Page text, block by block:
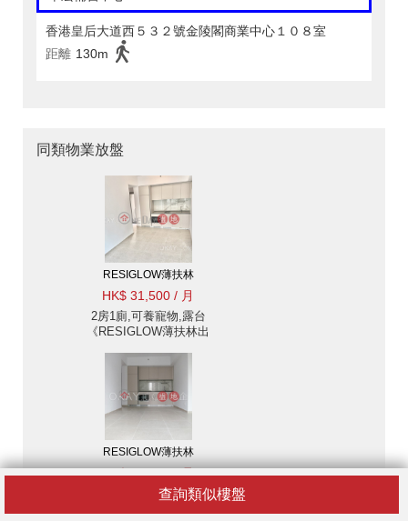
查詢類似樓盤
香港皇后大道西５３２號金陵閣商業中心１０８室
距離 130m
同類物業放盤
RESIGLOW薄扶林
HK$ 31,500 / 月
2房1廁,可養寵物,露台
《RESIGLOW薄扶林出
RESIGLOW薄扶林
HK$ 34,500 / 月
2房1廁,可養寵物,露台